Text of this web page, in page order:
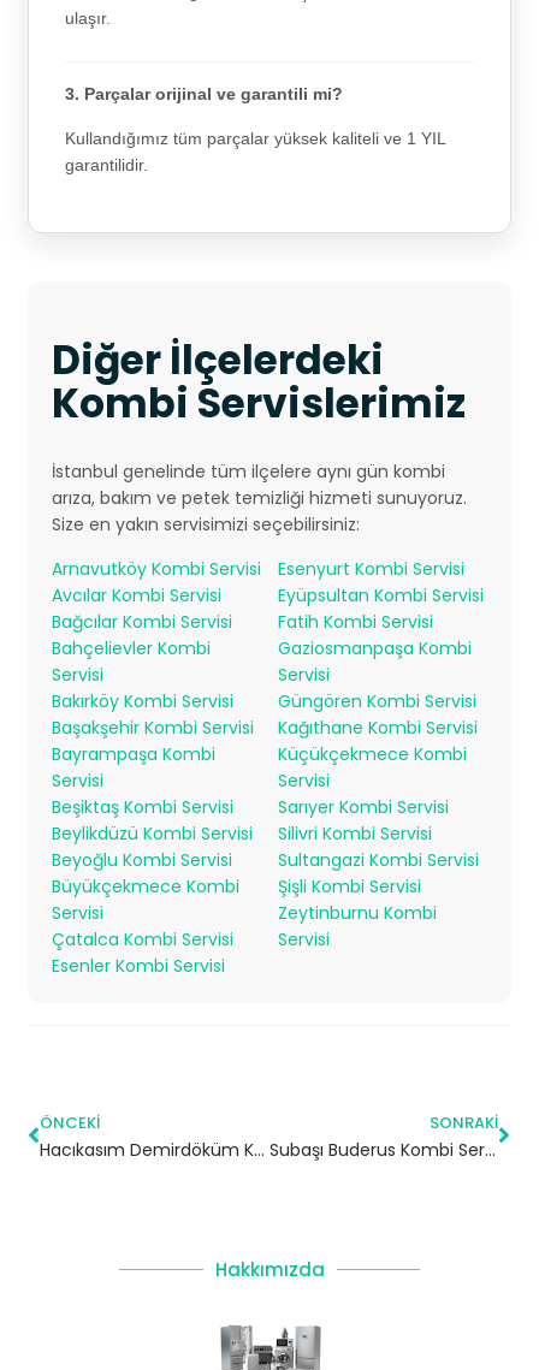
ulaşır.
3. Parçalar orijinal ve garantili mi?
Kullandığımız tüm parçalar yüksek kaliteli ve 1 YIL
garantilidir.
Diğer İlçelerdeki
Kombi Servislerimiz
İstanbul genelinde tüm ilçelere aynı gün kombi
arıza, bakım ve petek temizliği hizmeti sunuyoruz.
Size en yakın servisimizi seçebilirsiniz:
Arnavutköy Kombi Servisi
Avcılar Kombi Servisi
Bağcılar Kombi Servisi
Bahçelievler Kombi
Servisi
Bakırköy Kombi Servisi
Başakşehir Kombi Servisi
Bayrampaşa Kombi
Servisi
Beşiktaş Kombi Servisi
Beylikdüzü Kombi Servisi
Beyoğlu Kombi Servisi
Büyükçekmece Kombi
Servisi
Çatalca Kombi Servisi
Esenler Kombi Servisi
Esenyurt Kombi Servisi
Eyüpsultan Kombi Servisi
Fatih Kombi Servisi
Gaziosmanpaşa Kombi
Servisi
Güngören Kombi Servisi
Kağıthane Kombi Servisi
Küçükçekmece Kombi
Servisi
Sarıyer Kombi Servisi
Silivri Kombi Servisi
Sultangazi Kombi Servisi
Şişli Kombi Servisi
Zeytinburnu Kombi
Servisi
ÖNCEKI
Hacıkasım Demirdöküm Kombi Servisi – Şile Yetkili Servis
SONRAKI
Subaşı Buderus Kombi Servisi – Çatalca Yetkili Servis
Hakkımızda